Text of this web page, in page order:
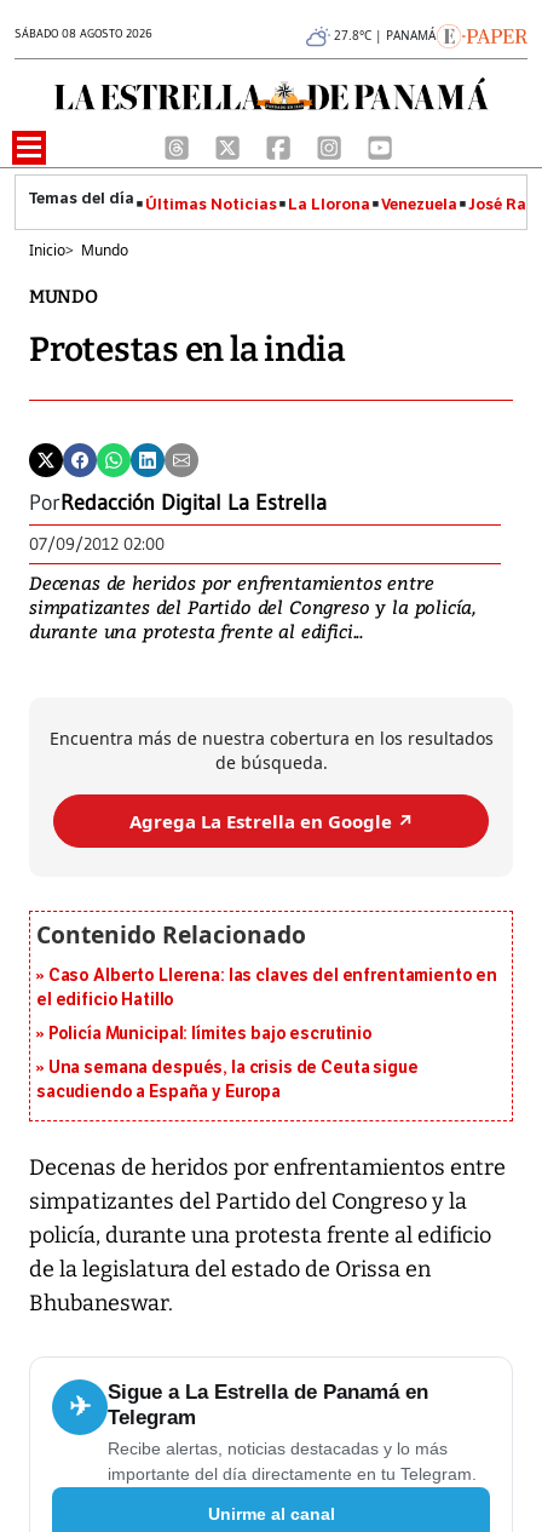
SÁBADO 08 AGOSTO 2026 27.8°C | PANAMÁ
Últimas Noticias La Llorona Venezuela José
Inicio> Mundo
MUNDO
Protestas en la india
PorRedacción Digital La Estrella
07/09/2012 02:00
Decenas de heridos por enfrentamientos entre
simpatizantes del Partido del Congreso y la policía,
durante una protesta frente al edifici...
Encuentra más de nuestra cobertura en los resultados
de búsqueda.
Agrega La Estrella en Google ↗️
Caso Alberto Llerena: las claves del enfrentamiento en
el edificio Hatillo
Policía Municipal: límites bajo escrutinio
Una semana después, la crisis de Ceuta sigue
sacudiendo a España y Europa
Decenas de heridos por enfrentamientos entre
simpatizantes del Partido del Congreso y la
policía, durante una protesta frente al edificio
de la legislatura del estado de Orissa en
Bhubaneswar.
✈
Sigue a La Estrella de Panamá en
Telegram
Recibe alertas, noticias destacadas y lo más
importante del día directamente en tu Telegram.
Unirme al canal